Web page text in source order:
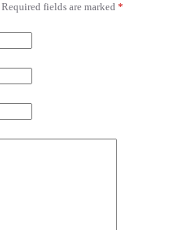
Required fields are marked *